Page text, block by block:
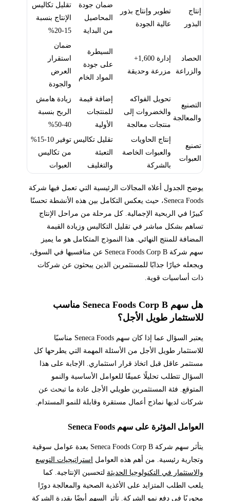
إنتاج
البذور
تطوير وإنتاج بذور
عالية الجودة
ضمان جودة
المحاصيل
من البداية
تقليل تكاليس
الإنتاج بنسبة
15-20%
الحصاد
والزراعة
إدارة 1,600+
مزرعة وحديقة
السيطرة
على جودة
المواد الخام
ضمان
استقرار
العرض
والجودة
التصنيع
والمعالجة
تحويل الفواكه
والخضروات إلى
منتجات معالجة
إضافة قيمة
للمنتجات
الأولية
زيادة هامش
الربح بنسبة
40-50%
تصنيع
العبوات
إنتاج الحاويات
والعبوات الخاصة
بالشركة
تقليل تكاليس
التعبئة
والتغليف
توفير 10-15%
من تكاليس
العبوات
يوضح الجدول أعلاه المجالات الرئيسية التي تعمل فيها شركة
Seneca Foods، حيث يعكس التكامل بين هذه الأنشطة تحسنًا
كبيرًا في الربحية الإجمالية. كل مرحلة من مراحل الإنتاج
تساهم بشكل مباشر في تقليل التكاليس وزيادة القيمة
المضافة للمنتج النهائي. هذا النموذج المتكامل هو ما يميز
سهم شركة Seneca Foods Corp B عن منافسيها في السوق،
ويجعله خيارًا جذابًا للمستثمرين الذين يبحثون عن شركات
ذات أساسيات قوية.
هل سهم Seneca Foods Corp B مناسب
للاستثمار طويل الأجل؟
يعتبر السؤال عما إذا كان سهم Seneca Foods مناسبًا
للاستثمار طويل الأجل من الأسئلة المهمة التي يطرحها كل
مستثمر عاقل قبل اتخاذ قرار استثماري. الإجابة على هذا
السؤال تتطلب تحليلًا عميقًا للعوامل الأساسية والنمو
المتوقع. فئة المستثمرين طويلي الأجل عادة ما تبحث عن
شركات لديها نماذج أعمال مستقرة وقابلة للنمو المستدام.
العوامل المؤثرة على سهم Seneca Foods
يتأثر سهم شركة Seneca Foods Corp B بعدة عوامل سوقية
وتجارية رئيسية. من أهم هذه العوامل استراتيجيات التوسع
والاستثمار في التكنولوجيا الحديثةلتحسين الإنتاجية. كما
يلعب الطلب المتزايد على الأغذية الصحية والمعالجة دورًا
محوريًا في دفع نمو الشركة. تأثر السهم أيضًا بقدرة الشركة